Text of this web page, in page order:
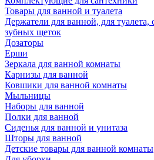
Товары для ванной и туалета
Держатели для ванной, для
зубных щеток
Дозаторы
Ерши
Зеркала для ванной комнаты
Карнизы для ванной
Ковшики для ванной комнаты
Мыльницы
Наборы для ванной
Полки для ванной
Сиденья для ванной и унитаза
Шторы для ванной
Детские товары для ванной комнаты